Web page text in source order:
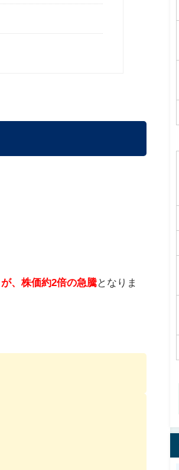
が、株価約2倍の急騰となりま